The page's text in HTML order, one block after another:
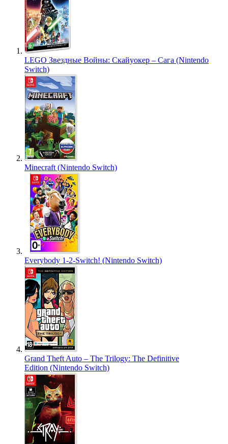
LEGO Звездные Войны: Скайуокер – Сага (Nintendo
Switch)
Minecraft (Nintendo Switch)
Everybody 1-2-Switch! (Nintendo Switch)
Grand Theft Auto – The Trilogy: The Definitive
Edition (Nintendo Switch)